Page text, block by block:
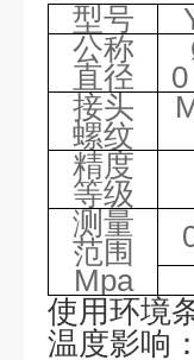
型号
公称
直径
0
接头
螺纹
精度
等级
测量
范围
Mpa
使用环境
温度影响